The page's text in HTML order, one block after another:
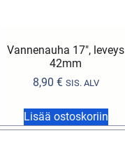
Vannenauha 17″, leveys
42mm
8,90 € SIS. ALV
Lisää ostoskoriin